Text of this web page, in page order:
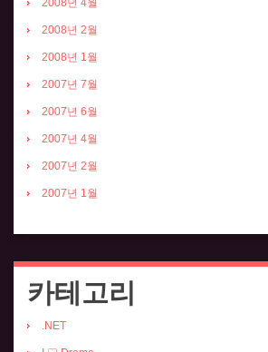
2008년 4월
2008년 2월
2008년 1월
2007년 7월
2007년 6월
2007년 4월
2007년 2월
2007년 1월
카테고리
.NET